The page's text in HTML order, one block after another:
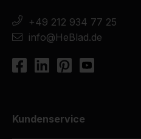
+49 212 934 77 25
info@HeBlad.de
Kundenservice